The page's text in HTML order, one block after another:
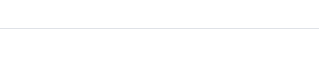
Additional information: Aufdruck 'von bis'